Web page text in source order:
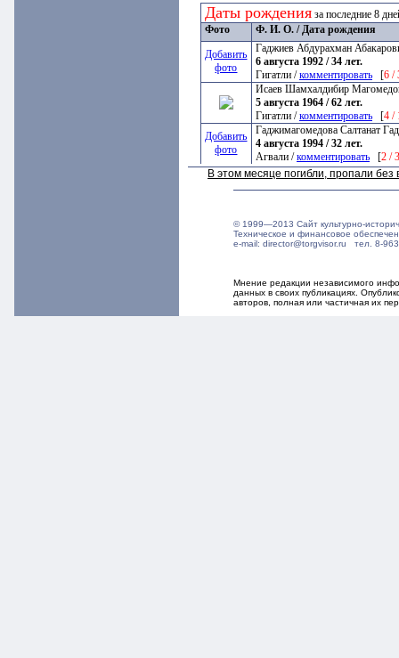
Даты рождения за последние 8
Фото
Ф. И. О. / Дата рождения
Добавить
фото
Гаджиев Абдурахман
6 августа 1992 / 34 лет.
Гигатли /комментировать [6 /
Исаев Шамхалдибир
5 августа 1964 / 62 лет.
Гигатли /комментировать [4 /
Добавить
фото
Гаджимагомедова Салтанат
4 августа 1994 / 32 лет.
Агвали /комментировать [2 /
В этом месяце погибли, пропали
© 1999—2013 Сайт культурно-
Техническое и финансовое
e-mail: director@torgvisor.ru тел. 8-
Мнение редакции независимого
данных в своих публикациях.
авторов, полная или частичная их